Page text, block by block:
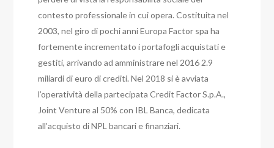
contesto professionale in cui opera. Costituita nel
2003, nel giro di pochi anni Europa Factor spa ha
fortemente incrementato i portafogli acquistati e
gestiti, arrivando ad amministrare nel 2016 2.9
miliardi di euro di crediti. Nel 2018 si è avviata
l’operatività della partecipata Credit Factor S.p.A.,
Joint Venture al 50% con IBL Banca, dedicata
all’acquisto di NPL bancari e finanziari.